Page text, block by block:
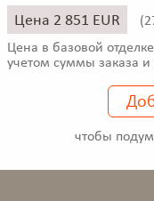
Цена 2 851 EUR (
Цена в базовой
учетом суммы заказа и
чтобы